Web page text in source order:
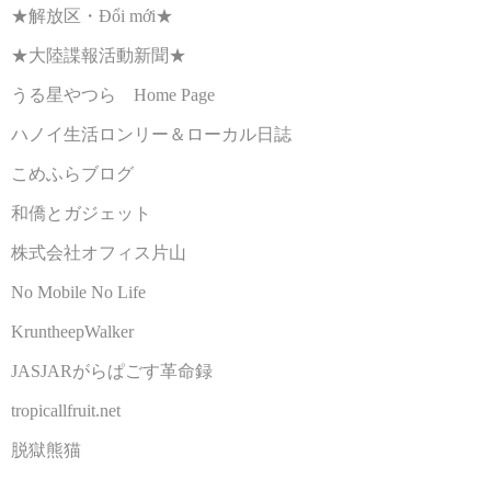
★解放区・Đổi mới★
★大陸諜報活動新聞★
うる星やつら Home Page
ハノイ生活ロンリー＆ローカル日誌
こめふらブログ
和僑とガジェット
株式会社オフィス片山
No Mobile No Life
KruntheepWalker
JASJARがらぱごす革命録
tropicallfruit.net
脱獄熊猫